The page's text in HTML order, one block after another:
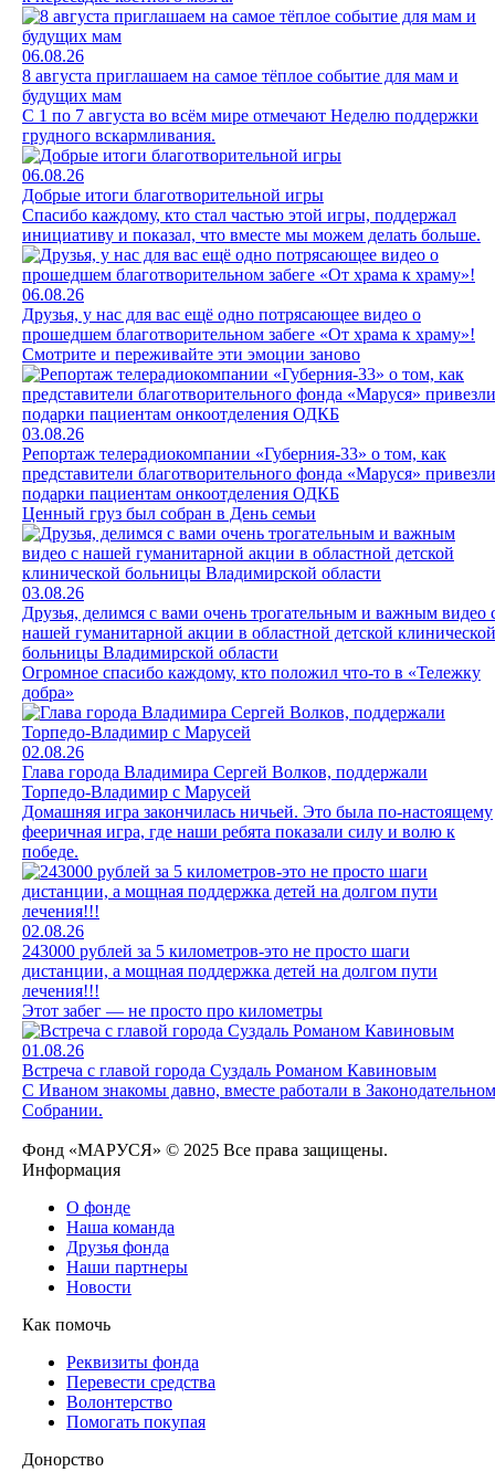
06.08.26
8 августа приглашаем на самое тёплое событие для мам и
будущих мам
С 1 по 7 августа во всём мире отмечают Неделю поддержки
грудного вскармливания.
06.08.26
Добрые итоги благотворительной игры
Спасибо каждому, кто стал частью этой игры, поддержал
инициативу и показал, что вместе мы можем делать больше.
06.08.26
Друзья, у нас для вас ещё одно потрясающее видео о
прошедшем благотворительном забеге «От храма к храму»!
Смотрите и переживайте эти эмоции заново
03.08.26
Репортаж телерадиокомпании «Губерния-33» о том, как
представители благотворительного фонда «Маруся» привезли
подарки пациентам онкоотделения ОДКБ
Ценный груз был собран в День семьи
03.08.26
Друзья, делимся с вами очень трогательным и важным видео
нашей гуманитарной акции в областной детской клинической
больницы Владимирской области
Огромное спасибо каждому, кто положил что-то в «Тележку
добра»
02.08.26
Глава города Владимира Сергей Волков, поддержали
Торпедо-Владимир с Марусей
Домашняя игра закончилась ничьей. Это была по-настоящему
фееричная игра, где наши ребята показали силу и волю к
победе.
02.08.26
243000 рублей за 5 километров-это не просто шаги
дистанции, а мощная поддержка детей на долгом пути
лечения!!!
Этот забег — не просто про километры
01.08.26
Встреча с главой города Суздаль Романом Кавиновым
С Иваном знакомы давно, вместе работали в Законодательном
Собрании.
Фонд «МАРУСЯ» © 2025 Все права защищены.
Информация
О фонде
Наша команда
Друзья фонда
Наши партнеры
Новости
Как помочь
Реквизиты фонда
Перевести средства
Волонтерство
Помогать покупая
Донорство